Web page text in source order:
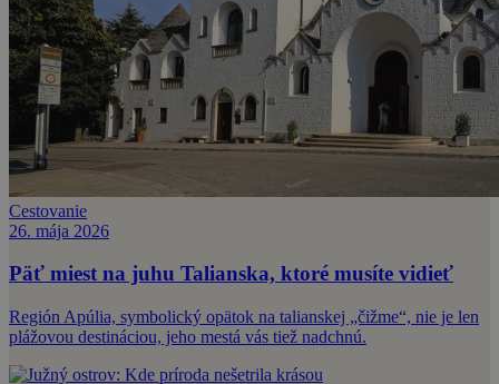
Cestovanie
26. mája 2026
Päť miest na juhu Talianska, ktoré musíte vidieť
Región Apúlia, symbolický opätok na talianskej „čižme“, nie je len
plážovou destináciou, jeho mestá vás tiež nadchnú.